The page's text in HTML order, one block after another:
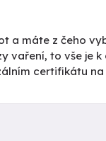
a máte z čeho
vaření, to vše je
certifikátu